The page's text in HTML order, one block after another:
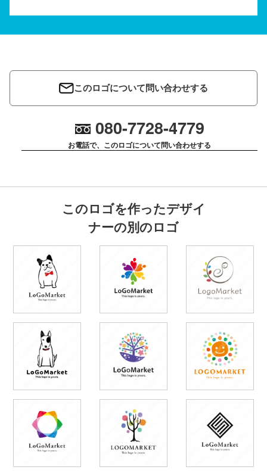
このロゴについて問い合わせする
080-7728-4779
お電話で、このロゴについて問い合わせする
このロゴを作ったデザイ
ナーの別のロゴ